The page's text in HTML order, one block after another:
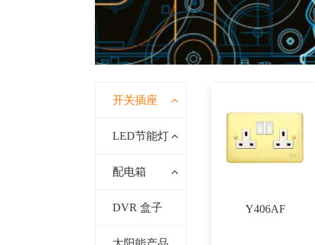
开关插座
LED节能灯
配电箱
DVR 盒子 Y406AF